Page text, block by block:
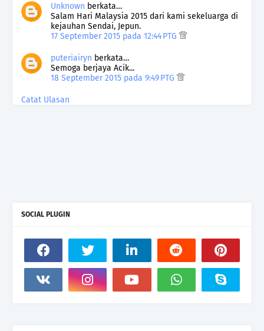
Unknown berkata…
Salam Hari Malaysia 2015 dari kami sekeluarga di
kejauhan Sendai, Jepun.
17 September 2015 pada 12:44 PTG
puteriairyn berkata…
Semoga berjaya Acik...
18 September 2015 pada 9:49 PTG
Catat Ulasan
SOCIAL PLUGIN